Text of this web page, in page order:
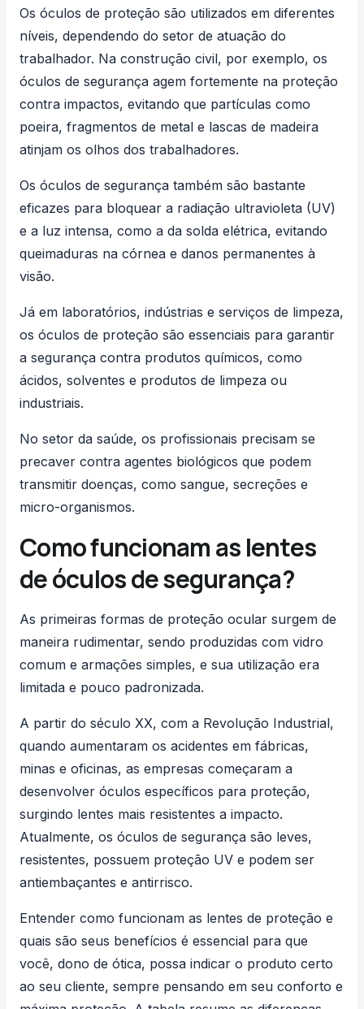
Os óculos de proteção são utilizados em diferentes
níveis, dependendo do setor de atuação do
trabalhador. Na construção civil, por exemplo, os
óculos de segurança agem fortemente na proteção
contra impactos, evitando que partículas como
poeira, fragmentos de metal e lascas de madeira
atinjam os olhos dos trabalhadores.
Os óculos de segurança também são bastante
eficazes para bloquear a radiação ultravioleta (UV)
e a luz intensa, como a da solda elétrica, evitando
queimaduras na córnea e danos permanentes à
visão.
Já em laboratórios, indústrias e serviços de limpeza,
os óculos de proteção são essenciais para garantir
a segurança contra produtos químicos, como
ácidos, solventes e produtos de limpeza ou
industriais.
No setor da saúde, os profissionais precisam se
precaver contra agentes biológicos que podem
transmitir doenças, como sangue, secreções e
micro-organismos.
Como funcionam as lentes
de óculos de segurança?
As primeiras formas de proteção ocular surgem de
maneira rudimentar, sendo produzidas com vidro
comum e armações simples, e sua utilização era
limitada e pouco padronizada.
A partir do século XX, com a Revolução Industrial,
quando aumentaram os acidentes em fábricas,
minas e oficinas, as empresas começaram a
desenvolver óculos específicos para proteção,
surgindo lentes mais resistentes a impacto.
Atualmente, os óculos de segurança são leves,
resistentes, possuem proteção UV e podem ser
antiembaçantes e antirrisco.
Entender como funcionam as lentes de proteção e
quais são seus benefícios é essencial para que
você, dono de ótica, possa indicar o produto certo
ao seu cliente, sempre pensando em seu conforto e